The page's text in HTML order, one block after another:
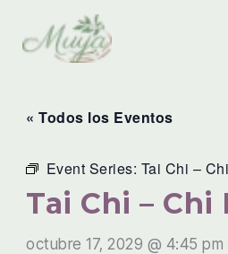
contenido
« Todos los Eventos
Event Series: Tai Chi –
Tai Chi – Chi
octubre 17, 2029 @ 4:45 pm